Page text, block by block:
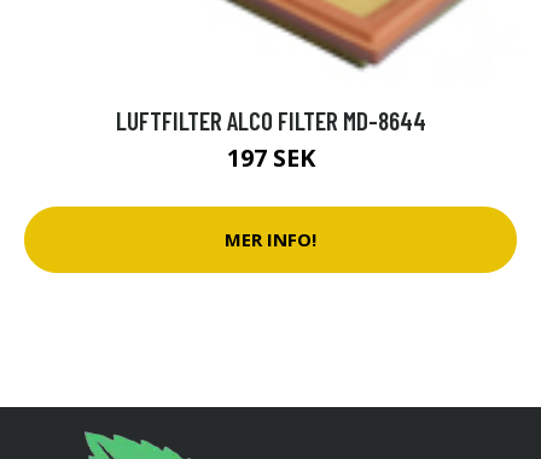
LUFTFILTER ALCO FILTER MD-8644
197 SEK
MER INFO!